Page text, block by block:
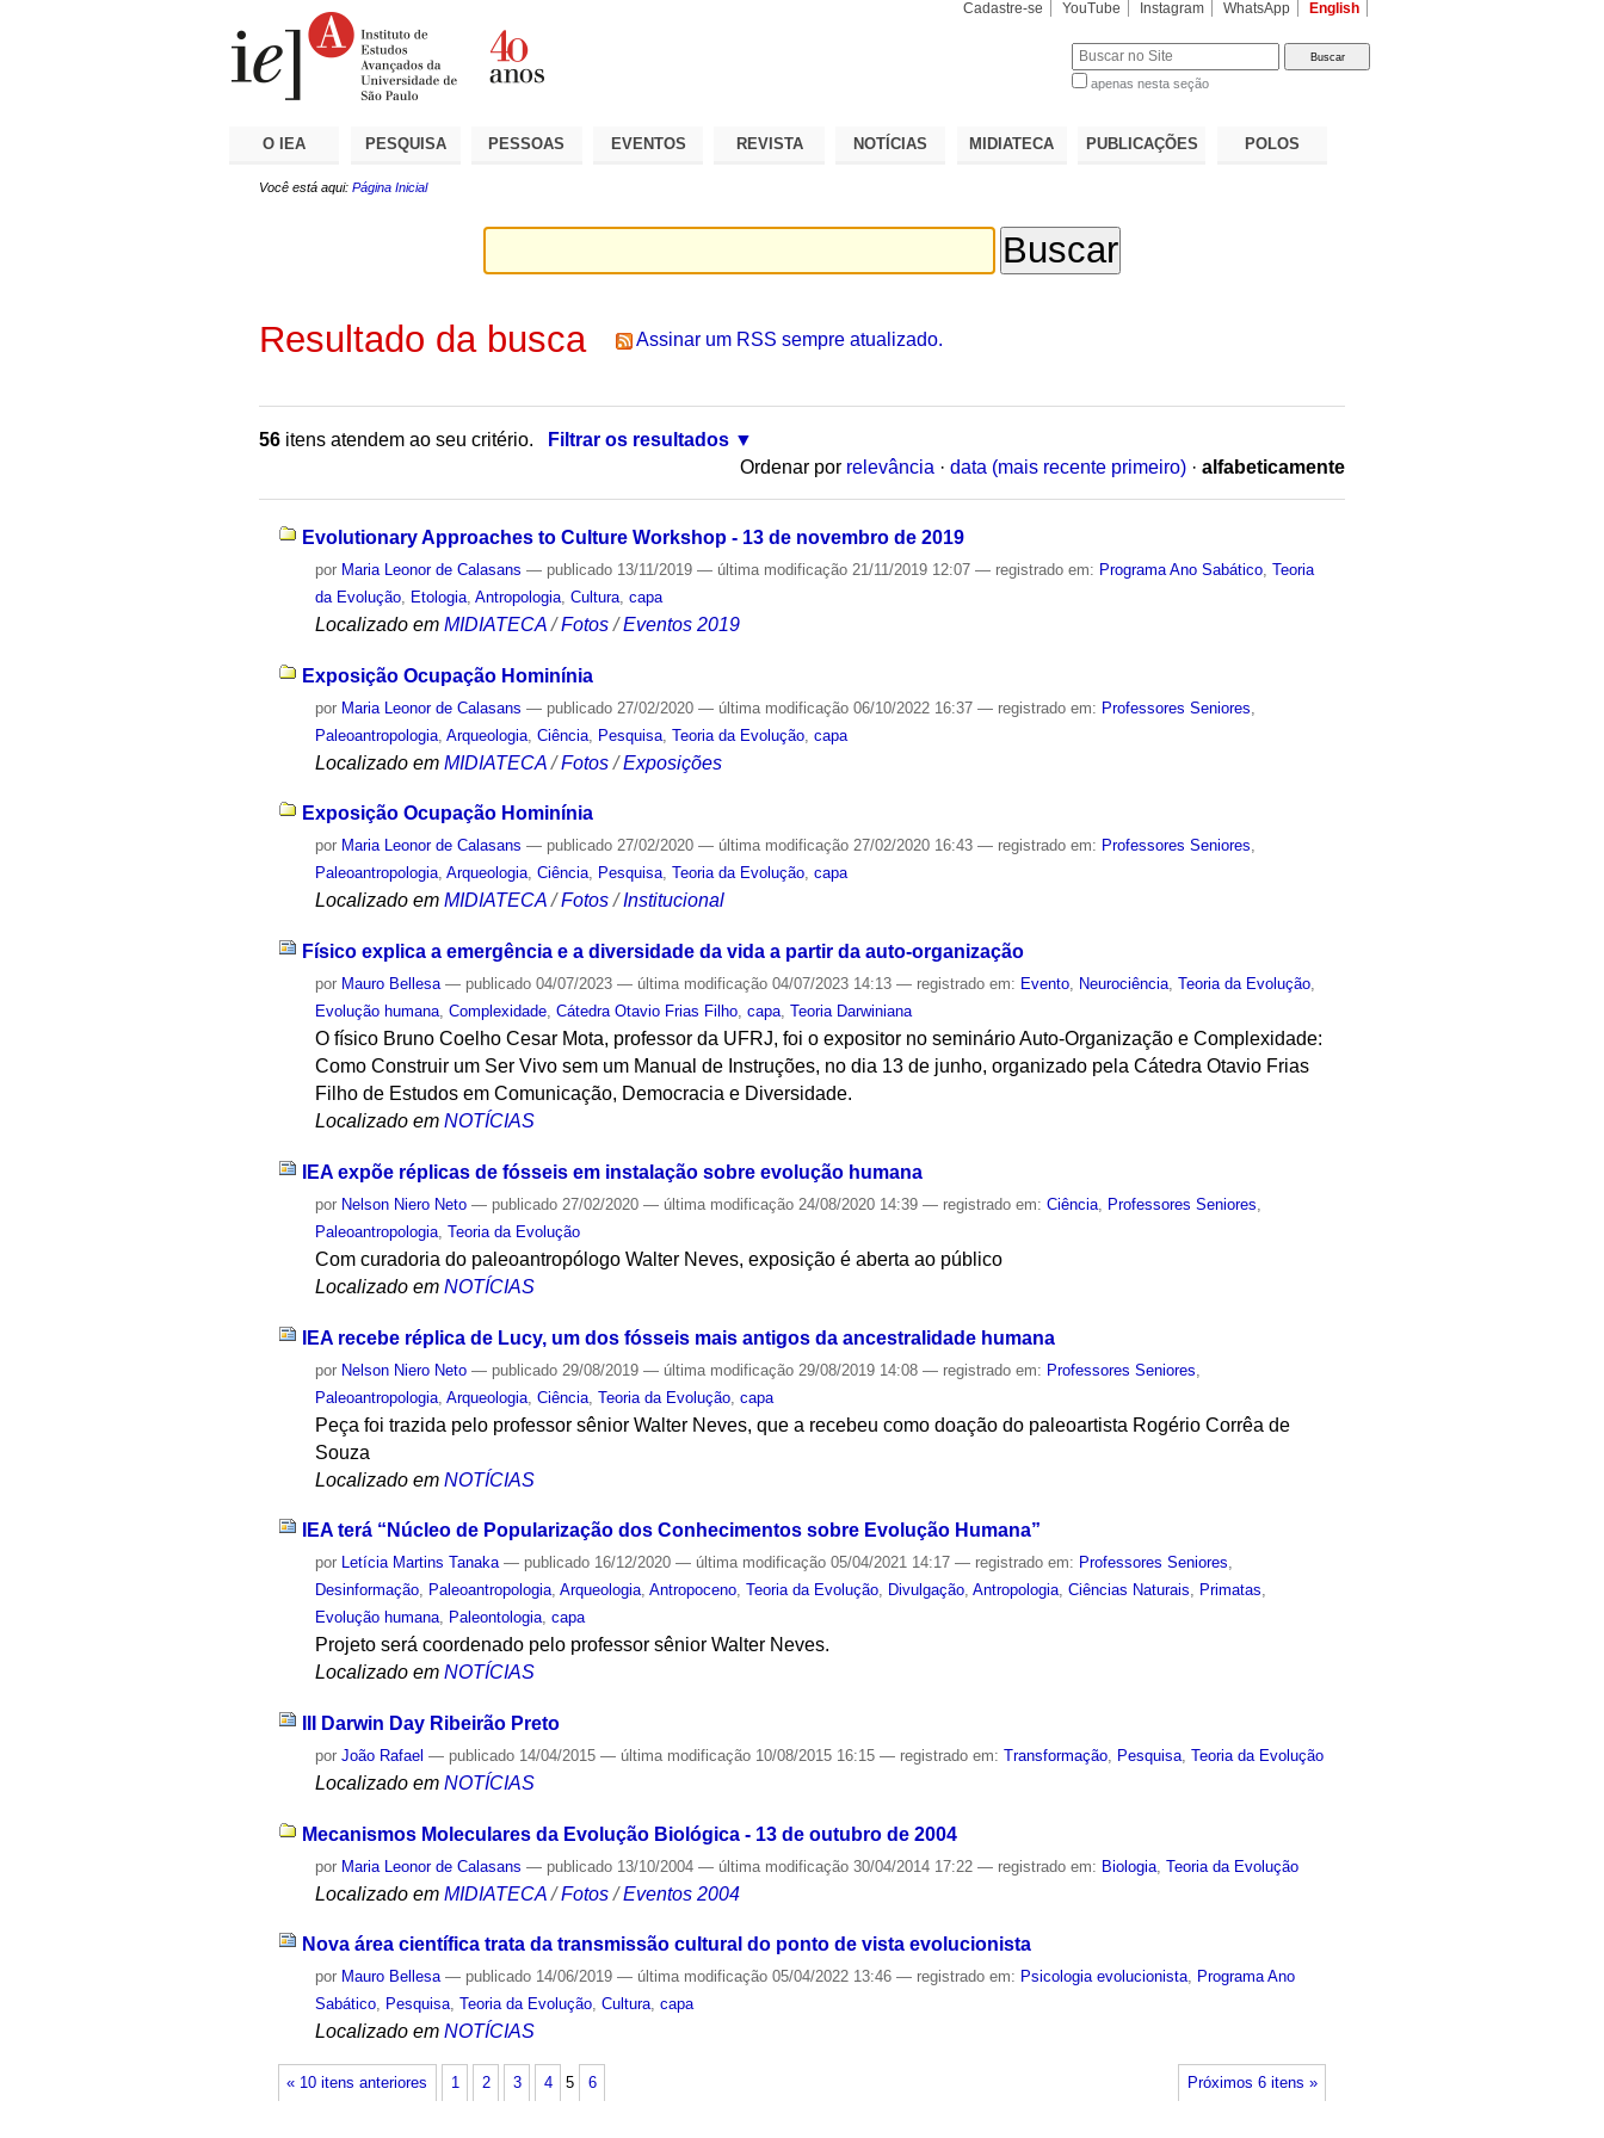
Cadastre-se YouTube Instagram WhatsApp English
apenas nesta seção
O IEA PESQUISA PESSOAS EVENTOS REVISTA NOTÍCIAS MIDIATECA PUBLICAÇÕES POLOS
Você está aqui: Página Inicial
Resultado da busca Assinar um RSS sempre atualizado.
56 itens atendem ao seu critério.
Filtrar os resultados
Ordenar por relevância · data (mais recente primeiro) · alfabeticamente
Evolutionary Approaches to Culture Workshop - 13 de novembro de 2019
por Maria Leonor de Calasans — publicado 13/11/2019— última modificação 21/11/2019 12:07— registrado em: Programa Ano Sabático ,Teoria
da Evolução
Etologia ,Antropologia ,Cultura ,capa
Localizado em MIDIATECA /Fotos /Eventos 2019
Exposição Ocupação Hominínia
por Maria Leonor de Calasans — publicado 27/02/2020— última modificação 06/10/2022 16:37— registrado em: Professores Seniores
Paleoantropologia ,Arqueologia ,Ciência Pesquisa ,Teoria da Evolução ,capa
Localizado em MIDIATECA /Fotos /Exposições
Exposição Ocupação Hominínia
por Maria Leonor de Calasans — publicado 27/02/2020— última modificação 27/02/2020 16:43— registrado em: Professores Seniores,
Paleoantropologia,Arqueologia,Ciência, Pesquisa,Teoria da Evolução,capa
Localizado em MIDIATECA /Fotos /Institucional
Físico explica a emergência e a diversidade da vida a partir da auto-organização
por Mauro Bellesa — publicado 04/07/2023— última modificação 04/07/2023 14:13— registrado em: Evento, Neurociência,Teoria da Evolução,
Evolução humana,Complexidade,Cátedra Otavio Frias Filho,capa,Teoria Darwiniana
O físico Bruno Coelho Cesar Mota, professor da UFRJ, foi o expositor no seminário Auto-Organização e Complexidade:
Como Construir um Ser Vivo sem um Manual de Instruções, no dia 13 de junho, organizado pela Cátedra Otavio Frias
Filho de Estudos em Comunicação, Democracia e Diversidade.
Localizado em NOTÍCIAS
IEA expõe réplicas de fósseis em instalação sobre evolução humana
por Nelson Niero Neto — publicado 27/02/2020— última modificação 24/08/2020 14:39— registrado em:Ciência Professores Seniores
Paleoantropologia ,Teoria da Evolução
Com curadoria do paleoantropólogo Walter Neves, exposição é aberta ao público
Localizado em NOTÍCIAS
IEA recebe réplica de Lucy, um dos fósseis mais antigos da ancestralidade humana
por Nelson Niero Neto — publicado 29/08/2019— última modificação 29/08/2019 14:08— registrado em: Professores Seniores
Paleoantropologia ,Arqueologia ,Ciência ,Teoria da Evolução ,capa
Peça foi trazida pelo professor sênior Walter Neves, que a recebeu como doação do paleoartista Rogério Corrêa de
Souza
Localizado em NOTÍCIAS
IEA terá “Núcleo de Popularização dos Conhecimentos sobre Evolução Humana”
por Letícia Martins Tanaka — publicado 16/12/2020— última modificação 05/04/2021 14:17— registrado em: Professores Seniores,
Desinformação, Paleoantropologia,Arqueologia,Antropoceno,Teoria da Evolução, Divulgação,Antropologia,Ciências Naturais, Primatas,
Evolução humana, Paleontologia,capa
Projeto será coordenado pelo professor sênior Walter Neves.
Localizado em NOTÍCIAS
III Darwin Day Ribeirão Preto
porJoão Rafael — publicado 14/04/2015— última modificação 10/08/2015 16:15— registrado em:Transformação Pesquisa ,Teoria da Evolução
Localizado em NOTÍCIAS
Mecanismos Moleculares da Evolução Biológica - 13 de outubro de 2004
por Maria Leonor de Calasans — publicado 13/10/2004— última modificação 30/04/2014 17:22— registrado em: Biologia ,Teoria da Evolução
Localizado em MIDIATECA /Fotos /Eventos 2004
Nova área científica trata da transmissão cultural do ponto de vista evolucionista
por Mauro Bellesa — publicado 14/06/2019— última modificação 05/04/2022 13:46— registrado em: Psicologia evolucionista, Programa Ano
Sabático, Pesquisa,Teoria da Evolução,Cultura,capa
Localizado em NOTÍCIAS
« 10 itens anteriores Próximos 6 itens »
1 2 3 4 5 6